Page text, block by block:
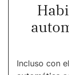
Incluso con